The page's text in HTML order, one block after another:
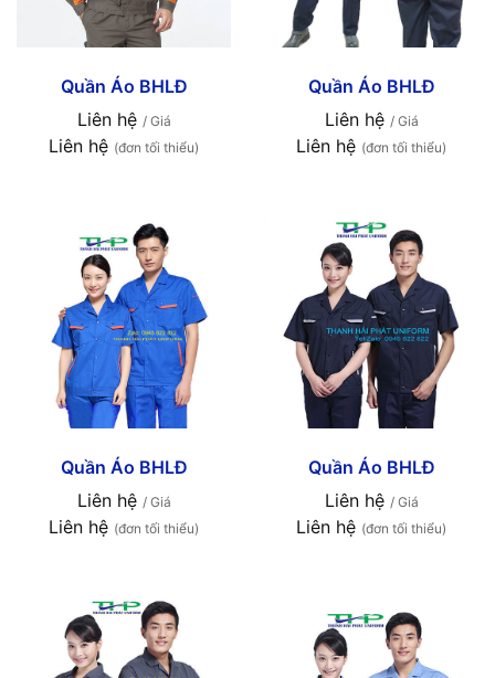
Quần Áo BHLĐ
Liên hệ / Giá
Liên hệ (đơn tối thiểu)
Quần Áo BHLĐ
Liên hệ / Giá
Liên hệ (đơn tối thiểu)
Quần Áo BHLĐ
Liên hệ / Giá
Liên hệ (đơn tối thiểu)
Quần Áo BHLĐ
Liên hệ / Giá
Liên hệ (đơn tối thiểu)